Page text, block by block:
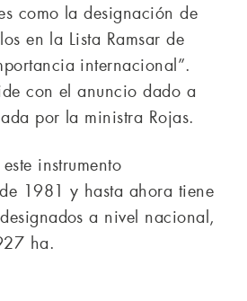
como la designación de
en la Lista Ramsar de
internacional”.
con el anuncio dado a
por la ministra Rojas.
instrumento
1981 y hasta ahora tiene
a nivel nacional,
ha.